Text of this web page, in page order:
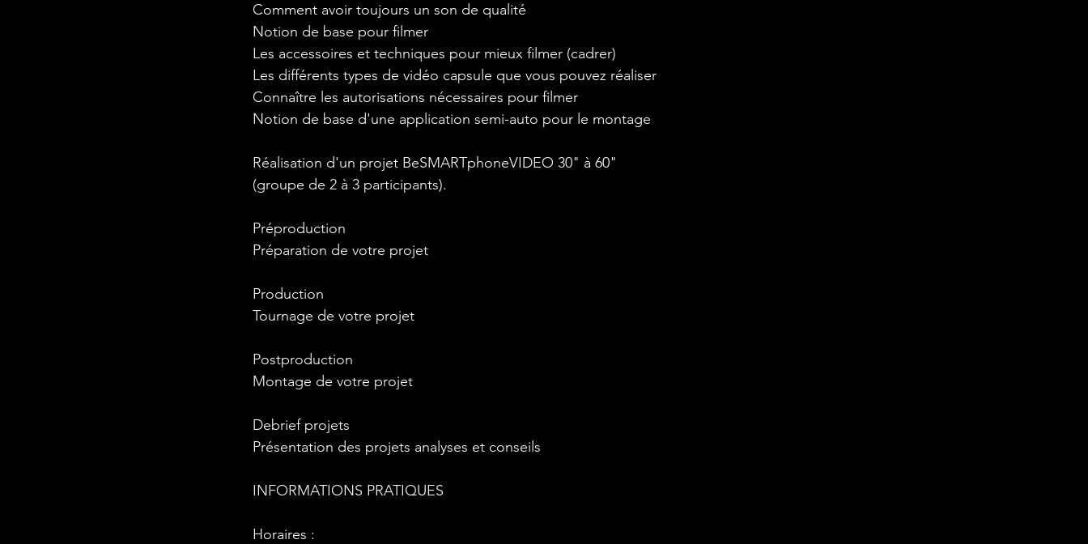
Comment avoir toujours un son de qualité
Notion de base pour filmer
Les accessoires et techniques pour mieux filmer (cadrer)
Les différents types de vidéo capsule que vous pouvez réaliser
Connaître les autorisations nécessaires pour filmer
Notion de base d'une application semi-auto pour le montage
Réalisation d'un projet BeSMARTphoneVIDEO 30" à 60"
(groupe de 2 à 3 participants).
Préproduction
Préparation de votre projet
Production
Tournage de votre projet
Postproduction
Montage de votre projet
Debrief projets
Présentation des projets analyses et conseils
INFORMATIONS PRATIQUES
Horaires :